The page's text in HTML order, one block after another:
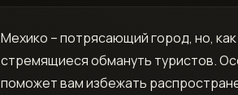
Мехико – потрясающий город, но,
стремящиеся обмануть туристов.
поможет вам избежать